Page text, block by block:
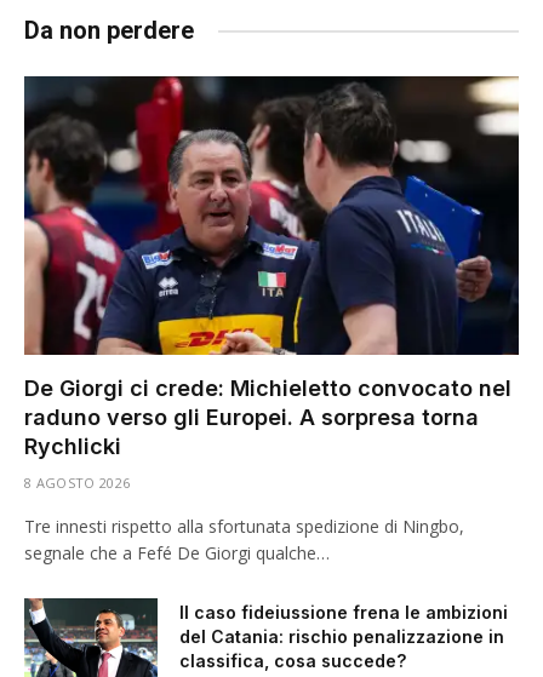
Da non perdere
De Giorgi ci crede: Michieletto convocato nel
raduno verso gli Europei. A sorpresa torna
Rychlicki
8 AGOSTO 2026
Tre innesti rispetto alla sfortunata spedizione di Ningbo,
segnale che a Fefé De Giorgi qualche…
Il caso fideiussione frena le ambizioni
del Catania: rischio penalizzazione in
classifica, cosa succede?